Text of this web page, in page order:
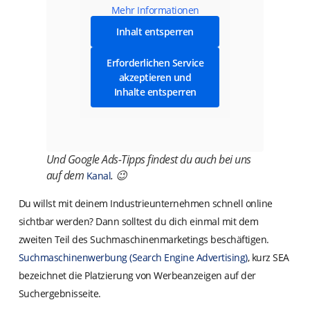
Mehr Informationen
Inhalt entsperren
Erforderlichen Service
akzeptieren und
Inhalte entsperren
Und Google Ads-Tipps findest du auch bei uns
auf dem Kanal. 😉
Du willst mit deinem Industrieunternehmen schnell online
sichtbar werden? Dann solltest du dich einmal mit dem
zweiten Teil des Suchmaschinenmarketings beschäftigen.
Suchmaschinenwerbung (Search Engine Advertising), kurz SEA
bezeichnet die Platzierung von Werbeanzeigen auf der
Suchergebnisseite.